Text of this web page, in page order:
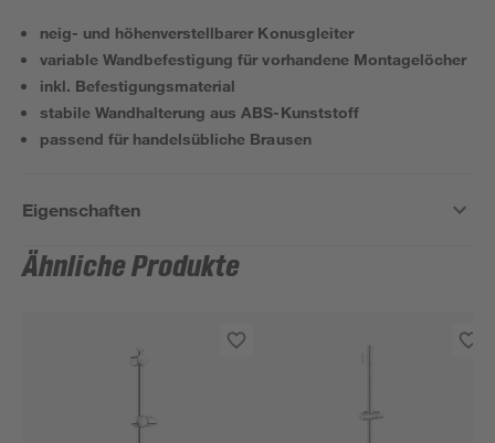
neig- und höhenverstellbarer Konusgleiter
variable Wandbefestigung für vorhandene Montagelöcher
inkl. Befestigungsmaterial
stabile Wandhalterung aus ABS-Kunststoff
passend für handelsübliche Brausen
Eigenschaften
Ähnliche Produkte